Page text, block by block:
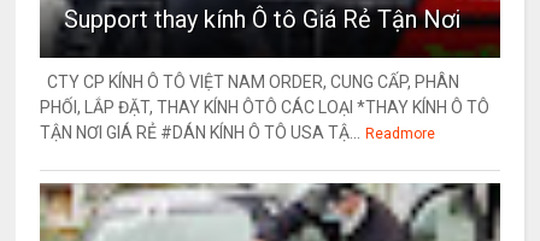
Support thay kính Ô tô Giá Rẻ Tận Nơi
CTY CP KÍNH Ô TÔ VIỆT NAM ORDER, CUNG CẤP, PHÂN
PHỐI, LẮP ĐẶT, THAY KÍNH ÔTÔ CÁC LOẠI *THAY KÍNH Ô TÔ
TẬN NƠI GIÁ RẺ #DÁN KÍNH Ô TÔ USA TẬ...
Readmore